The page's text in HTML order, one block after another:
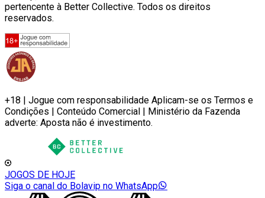
pertencente à Better Collective. Todos os direitos
reservados.
+18 | Jogue com responsabilidade Aplicam-se os Termos e
Condições | Conteúdo Comercial | Ministério da Fazenda
adverte: Aposta não é investimento.
JOGOS DE HOJE
Siga o canal do Bolavip no WhatsApp